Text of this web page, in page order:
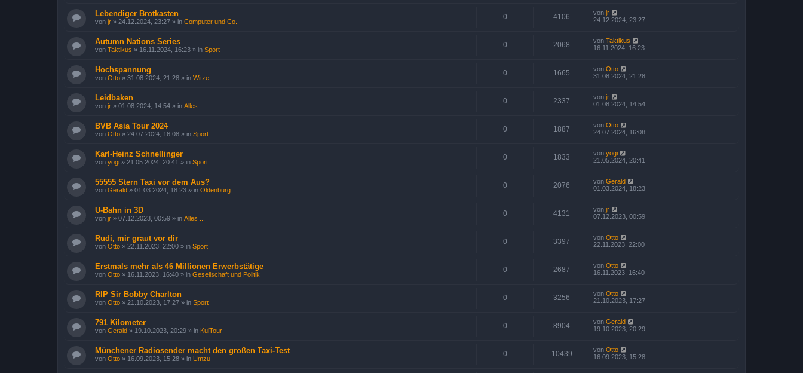
Lebendiger Brotkasten
von jr » 24.12.2024, 23:27 » in Computer und Co.
0 4106 von jr
24.12.2024, 23:27
Autumn Nations Series
von Taktikus » 16.11.2024, 16:23 » in Sport
0 2068 von Taktikus
16.11.2024, 16:23
Hochspannung
von Otto » 31.08.2024, 21:28 » in Witze
0 1665 von Otto
31.08.2024, 21:28
Leidbaken
von jr » 01.08.2024, 14:54 » in Alles ...
0 2337 von jr
01.08.2024, 14:54
BVB Asia Tour 2024
von Otto » 24.07.2024, 16:08 » in Sport
0 1887 von Otto
24.07.2024, 16:08
Karl-Heinz Schnellinger
von yogi » 21.05.2024, 20:41 » in Sport
0 1833 von yogi
21.05.2024, 20:41
55555 Stern Taxi vor dem Aus?
von Gerald » 01.03.2024, 18:23 » in Oldenburg
0 2076 von Gerald
01.03.2024, 18:23
U-Bahn in 3D
von jr » 07.12.2023, 00:59 » in Alles ...
0 4131 von jr
07.12.2023, 00:59
Rudi, mir graut vor dir
von Otto » 22.11.2023, 22:00 » in Sport
0 3397 von Otto
22.11.2023, 22:00
Erstmals mehr als 46 Millionen Erwerbstätige
von Otto » 16.11.2023, 16:40 » in Gesellschaft und Politik
0 2687 von Otto
16.11.2023, 16:40
RIP Sir Bobby Charlton
von Otto » 21.10.2023, 17:27 » in Sport
0 3256 von Otto
21.10.2023, 17:27
791 Kilometer
von Gerald » 19.10.2023, 20:29 » in KulTour
0 8904 von Gerald
19.10.2023, 20:29
Münchener Radiosender macht den großen Taxi-Test
von Otto » 16.09.2023, 15:28 » in Umzu
0 10439 von Otto
16.09.2023, 15:28